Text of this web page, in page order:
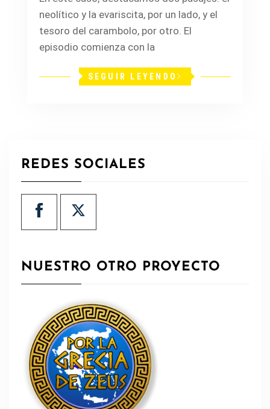
neolítico y la evariscita, por un lado, y el
tesoro del carambolo, por otro. El
episodio comienza con la
SEGUIR LEYENDO
REDES SOCIALES
NUESTRO OTRO PROYECTO